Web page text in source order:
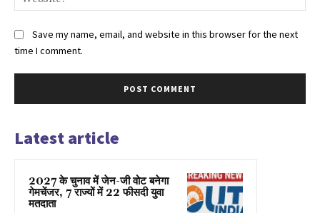
Save my name, email, and website in this browser for the next
time I comment.
Latest article
2027 के चुनाव में जेन-जी वोट बनेगा
गेमचेंजर, 7 राज्यों में 22 फीसदी युवा
मतदाता